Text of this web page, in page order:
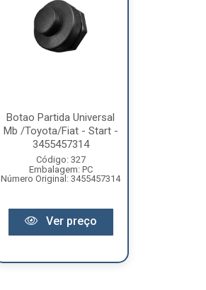
Botao Partida Universal
Mb /Toyota/Fiat - Start -
3455457314
Código: 327
Embalagem: PC
Número Original: 3455457314
Ver preço